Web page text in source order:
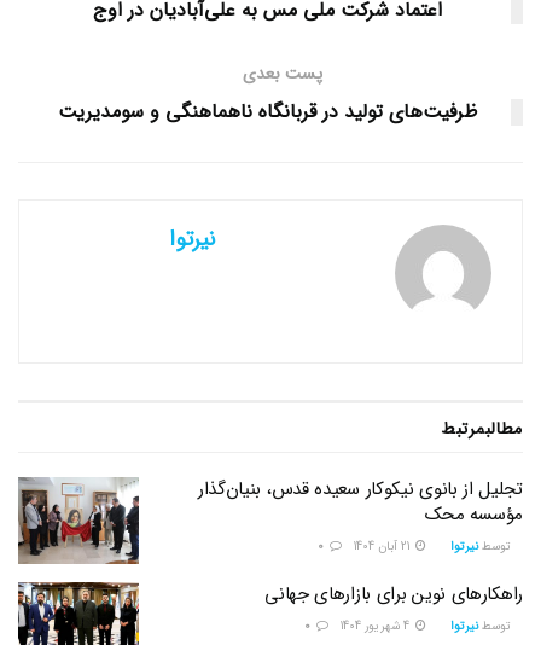
اعتماد شرکت ملی مس به علی‌آبادیان در اوج
پست بعدی
ظرفیت‌های تولید در قربانگاه ناهماهنگی و سومدیریت
نیرتوا
مطالبمرتبط
تجلیل از بانوی نیکوکار سعیده قدس، بنیان‌گذار
مؤسسه محک
توسط نیرتوا
راهکارهای نوین برای بازارهای جهانی
توسط نیرتوا